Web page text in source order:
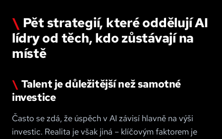
Pět strategií, které oddělují AI
lídry od těch, kdo zůstávají na
místě
Talent je důležitější než samotné
investice
Často se zdá, že úspěch v AI závisí hlavně na výši
investic. Realita je však jiná – klíčovým faktorem je